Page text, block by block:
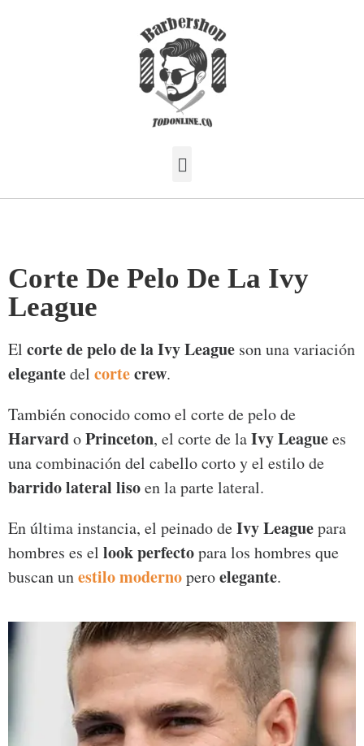
Corte De Pelo De La Ivy
League
El corte de pelo de la Ivy League son una variación
elegantedel cortecrew.
También conocido como el corte de pelo de
HarvardoPrinceton, el corte de laIvy Leaguees
una combinación del cabello corto y el estilo de
barrido lateral lisoen la parte lateral.
En última instancia, el peinado deIvy Leaguepara
hombres es el look perfectopara los hombres que
buscan unestilo modernoperoelegante.